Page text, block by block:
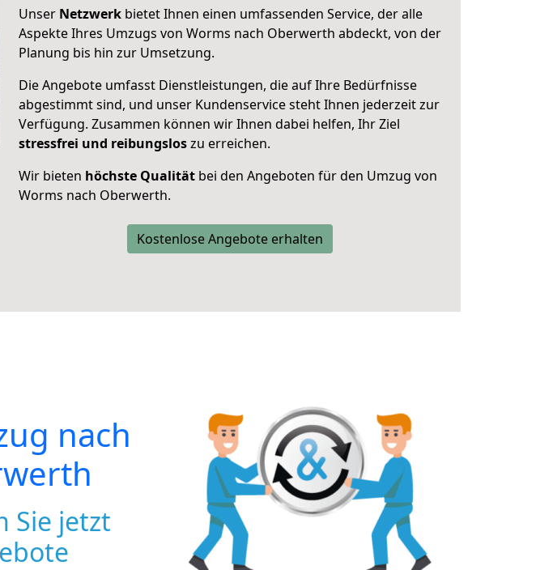
Unser Netzwerk bietet Ihnen einen umfassenden Service, der alle
Aspekte Ihres Umzugs von Worms nach Oberwerth abdeckt, von der
Planung bis hin zur Umsetzung.
Die Angebote umfasst Dienstleistungen, die auf Ihre Bedürfnisse
abgestimmt sind, und unser Kundenservice steht Ihnen jederzeit zur
Verfügung. Zusammen können wir Ihnen dabei helfen, Ihr Ziel
stressfrei und reibungsloszu erreichen.
Wir bieten höchste Qualität bei den Angeboten für den Umzug von
Worms nach Oberwerth.
Kostenlose Angebote erhalten
nach
Sie jetzt